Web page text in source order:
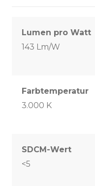
Lumen pro Watt
143 Lm/W
Farbtemperatur
3.000 K
SDCM-Wert
<5